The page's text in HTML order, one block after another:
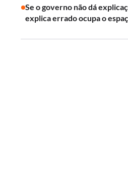
Se o governo não dá
explica errado ocupa o